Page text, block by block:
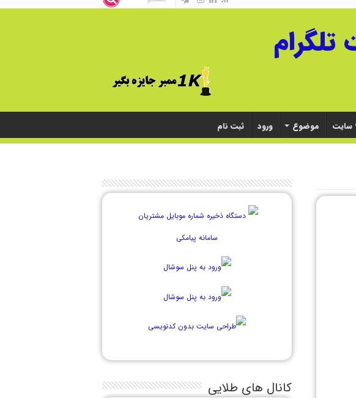
سایت موضوع ورود ثبت نام
کانال های طلایی